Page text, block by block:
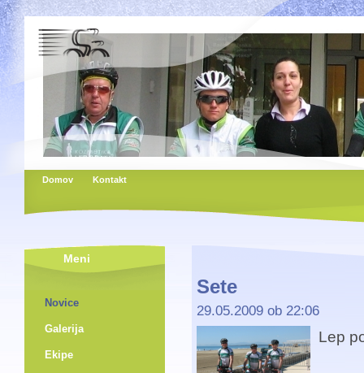
Domov Kontakt
Meni
Novice
Galerija
Ekipe
Sete
29.05.2009 ob 22:06
Lep